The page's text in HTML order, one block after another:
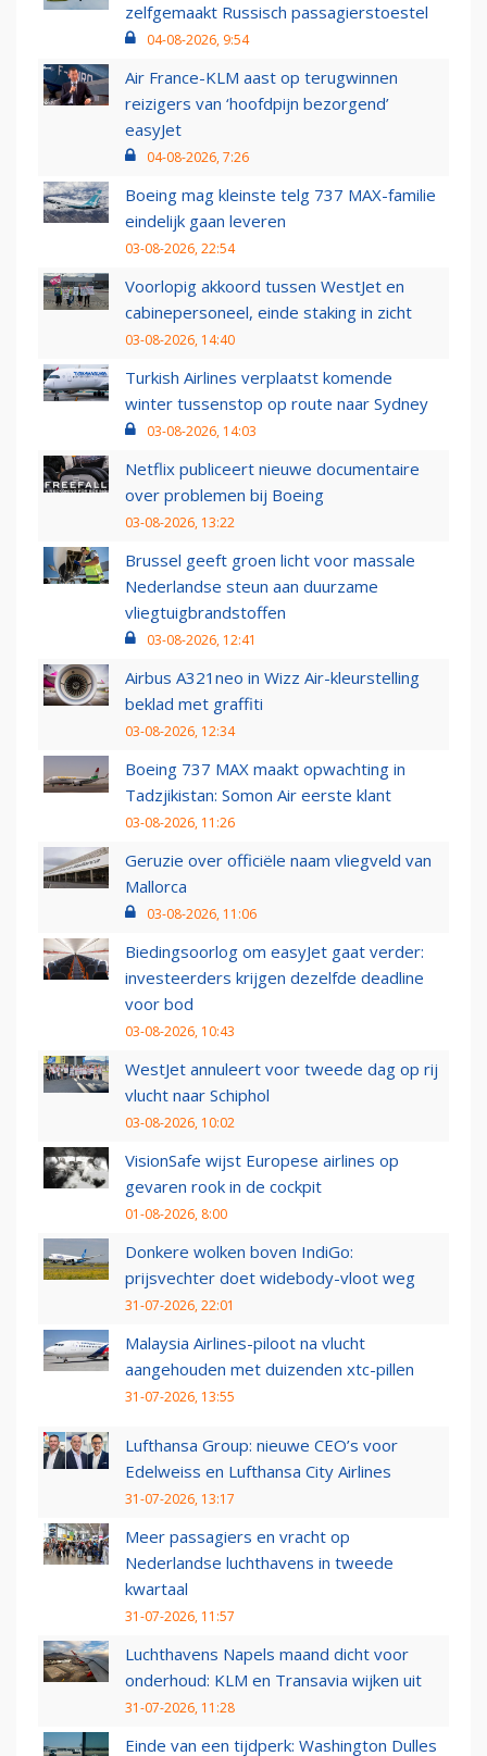
zelfgemaakt Russisch passagierstoestel
04-08-2026, 9:54
Air France-KLM aast op terugwinnen
reizigers van ‘hoofdpijn bezorgend’
easyJet
04-08-2026, 7:26
Boeing mag kleinste telg 737 MAX-familie
eindelijk gaan leveren
03-08-2026, 22:54
Voorlopig akkoord tussen WestJet en
cabinepersoneel, einde staking in zicht
03-08-2026, 14:40
Turkish Airlines verplaatst komende
winter tussenstop op route naar Sydney
03-08-2026, 14:03
Netflix publiceert nieuwe documentaire
over problemen bij Boeing
03-08-2026, 13:22
Brussel geeft groen licht voor massale
Nederlandse steun aan duurzame
vliegtuigbrandstoffen
03-08-2026, 12:41
Airbus A321neo in Wizz Air-kleurstelling
beklad met graffiti
03-08-2026, 12:34
Boeing 737 MAX maakt opwachting in
Tadzjikistan: Somon Air eerste klant
03-08-2026, 11:26
Geruzie over officiële naam vliegveld van
Mallorca
03-08-2026, 11:06
Biedingsoorlog om easyJet gaat verder:
investeerders krijgen dezelfde deadline
voor bod
03-08-2026, 10:43
WestJet annuleert voor tweede dag op rij
vlucht naar Schiphol
03-08-2026, 10:02
VisionSafe wijst Europese airlines op
gevaren rook in de cockpit
01-08-2026, 8:00
Donkere wolken boven IndiGo:
prijsvechter doet widebody-vloot weg
31-07-2026, 22:01
Malaysia Airlines-piloot na vlucht
aangehouden met duizenden xtc-pillen
31-07-2026, 13:55
Lufthansa Group: nieuwe CEO’s voor
Edelweiss en Lufthansa City Airlines
31-07-2026, 13:17
Meer passagiers en vracht op
Nederlandse luchthavens in tweede
kwartaal
31-07-2026, 11:57
Luchthavens Napels maand dicht voor
onderhoud: KLM en Transavia wijken uit
31-07-2026, 11:28
Einde van een tijdperk: Washington Dulles